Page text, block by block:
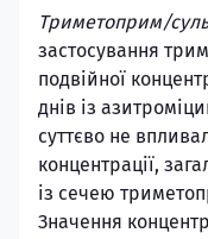
Триметоприм/
застосування
подвійної
днів із
суттєво не
концентрації,
із сечею
Значення